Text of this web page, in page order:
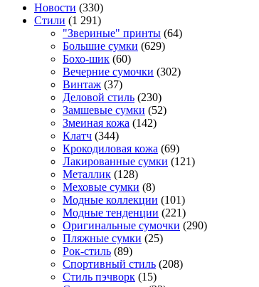
Новости (330)
Стили (1 291)
"Звериные" принты (64)
Большие сумки (629)
Бохо-шик (60)
Вечерние сумочки (302)
Винтаж (37)
Деловой стиль (230)
Замшевые сумки (52)
Змеиная кожа (142)
Клатч (344)
Крокодиловая кожа (69)
Лакированные сумки (121)
Металлик (128)
Меховые сумки (8)
Модные коллекции (101)
Модные тенденции (221)
Оригинальные сумочки (290)
Пляжные сумки (25)
Рок-стиль (89)
Спортивный стиль (208)
Стиль пэчворк (15)